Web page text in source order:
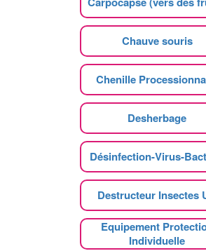
Chauve souris
Chenille
Desherbage
Désinfection-Virus-
Destructeur Insectes
Equipement
Individuelle